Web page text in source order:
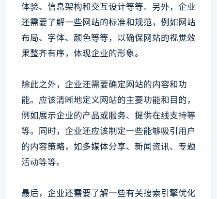
体验、信息架构和交互设计等等。另外，企业
还需要了解一些网站的标准和规范，例如网站
布局、字体、颜色等等，以确保网站的视觉效
果整齐有序，体现企业的形象。
除此之外，企业还需要确定网站的内容和功
能。应该清晰地定义网站的主要功能和目的，
例如展示企业的产品或服务、提供在线支持等
等。同时，企业还应该制定一些能够吸引用户
的内容策略，如多媒体分享、新闻资讯、专题
活动等等。
最后，企业还需要了解一些有关搜索引擎优化